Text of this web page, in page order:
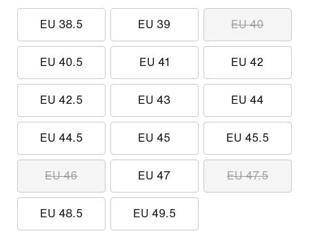
EU 38.5 EU 39 EU 40
EU 40.5 EU 41 EU 42
EU 42.5 EU 43 EU 44
EU 44.5 EU 45 EU 45.5
EU 46 EU 47 EU 47.5
EU 48.5 EU 49.5